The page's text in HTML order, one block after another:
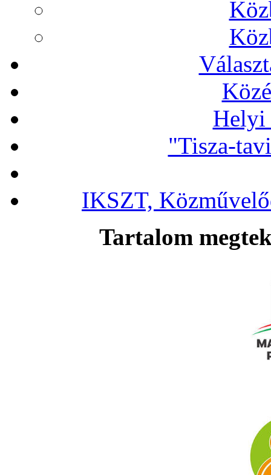
Helyi
"Tisza-
IKSZT,
Tartalom